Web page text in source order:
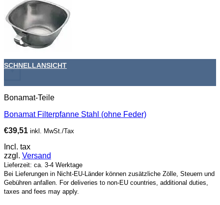
+
SCHNELLANSICHT
Bonamat-Teile
Bonamat Filterpfanne Stahl (ohne Feder)
€39,51 inkl. MwSt./Tax
Incl. tax
zzgl. Versand
Lieferzeit: ca. 3-4 Werktage
Bei Lieferungen in Nicht-EU-Länder können zusätzliche Zölle, Steuern und
Gebühren anfallen. For deliveries to non-EU countries, additional duties,
taxes and fees may apply.